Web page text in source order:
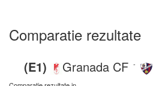
Comparatie rezultate
(E1) Granada CF -